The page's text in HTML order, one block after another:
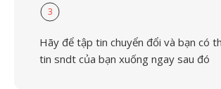
3
Hãy để tập tin chuyển đổi và bạn có
tin sndt của bạn xuống ngay sau đó